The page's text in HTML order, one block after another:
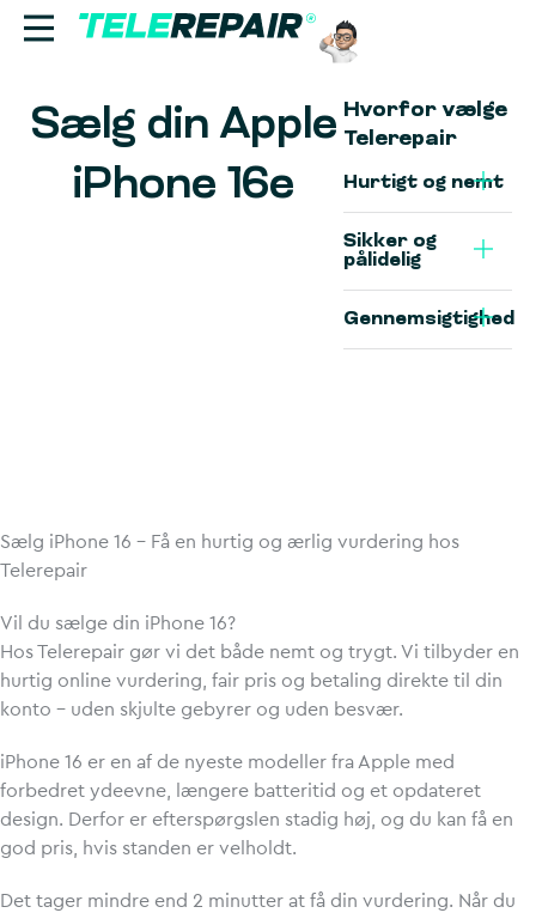
Reparation
Sælg
Sælg din Apple
iPhone 16e
Hvorfor vælge
Telerepair
Hurtigt og nemt
Sikker og
pålidelig
Gennemsigtighed
Sælg iPhone 16 – Få en hurtig og ærlig vurdering hos
Telerepair
Vil du sælge din iPhone 16?
Hos Telerepair gør vi det både nemt og trygt. Vi tilbyder en
hurtig online vurdering, fair pris og betaling direkte til din
konto – uden skjulte gebyrer og uden besvær.
iPhone 16 er en af de nyeste modeller fra Apple med
forbedret ydeevne, længere batteritid og et opdateret
design. Derfor er efterspørgslen stadig høj, og du kan få en
god pris, hvis standen er velholdt.
Det tager mindre end 2 minutter at få din vurdering. Når du